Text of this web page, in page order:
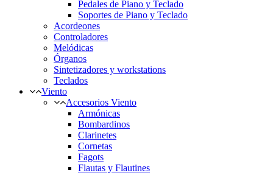
Pedales de Piano y Teclado
Soportes de Piano y Teclado
Acordeones
Controladores
Melódicas
Órganos
Sintetizadores y workstations
Teclados
Viento
Accesorios Viento
Armónicas
Bombardinos
Clarinetes
Cornetas
Fagots
Flautas y Flautines